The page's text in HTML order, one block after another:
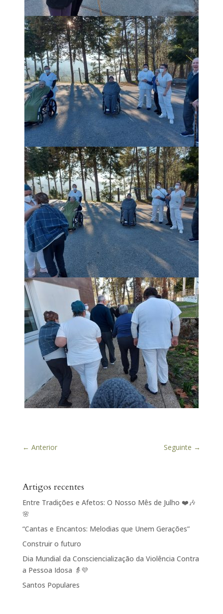
← Anterior Seguinte →
Artigos recentes
Entre Tradições e Afetos: O Nosso Mês de Julho ❤️🎶
🌸
“Cantas e Encantos: Melodias que Unem Gerações”
Construir o futuro
Dia Mundial da Consciencialização da Violência Contra
a Pessoa Idosa 👵💜
Santos Populares